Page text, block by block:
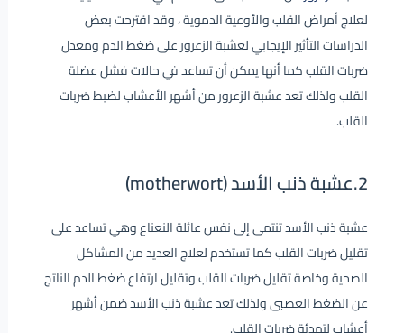
لعلاج أمراض القلب والأوعية الدموية ، وقد اقترحت بعض
الدراسات التأثير الإيجابي لعشبة الزعرور على ضغط الدم ومعدل
ضربات القلب كما أنها يمكن أن تساعد في حالات فشل عضلة
القلب ولذلك تعد عشبة الزعرور من أشهر الأعشاب لضبط ضربات
القلب.
2.عشبة ذنب الأسد (motherwort)
عشبة ذنب الأسد تنتمى إلى نفس عائلة النعناع وهي تساعد على
تقليل ضربات القلب كما تستخدم لعلاج العديد من المشاكل
الصحية وخاصة تقليل ضربات القلب وتقليل ارتفاع ضغط الدم الناتج
عن الضغط العصبى ولذلك تعد عشبة ذنب الأسد ضمن أشهر